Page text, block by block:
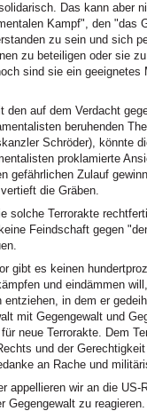
Das kann aber
Kampf", den "das
zu sein und sich
zu beteiligen oder sie
sind sie ein
den auf dem Verdacht
beruhenden
Schröder), könnte
proklamierte
gefährlichen Zulauf
die Gräben.
solche Terrorakte
Feindschaft gegen
gibt es keinen
und eindämmen
entziehen, in dem er
mit Gegengewalt und
neue Terrorakte. Dem
und der
an Rache und
appellieren wir an die US-
Gegengewalt zu